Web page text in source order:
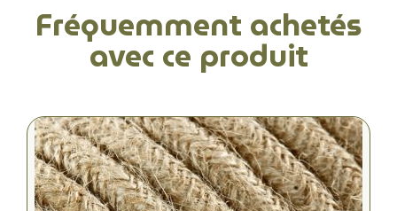
Fréquemment achetés
avec ce produit